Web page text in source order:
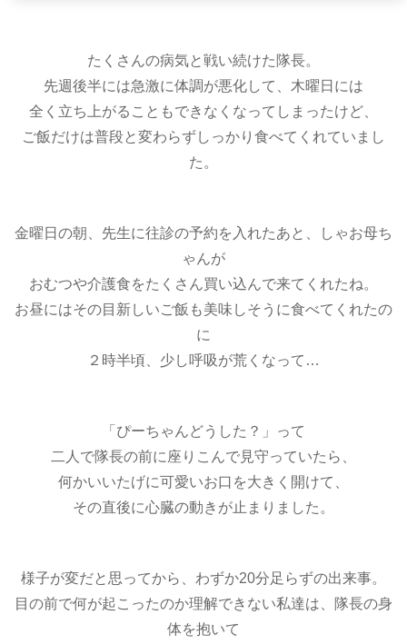
たくさんの病気と戦い続けた隊長。
先週後半には急激に体調が悪化して、木曜日には
全く立ち上がることもできなくなってしまったけど、
ご飯だけは普段と変わらずしっかり食べてくれていまし
た。
金曜日の朝、先生に往診の予約を入れたあと、しゃお母ち
ゃんが
おむつや介護食をたくさん買い込んで来てくれたね。
お昼にはその目新しいご飯も美味しそうに食べてくれたの
に
２時半頃、少し呼吸が荒くなって…
「ぴーちゃんどうした？」って
二人で隊長の前に座りこんで見守っていたら、
何かいいたげに可愛いお口を大きく開けて、
その直後に心臓の動きが止まりました。
様子が変だと思ってから、わずか20分足らずの出来事。
目の前で何が起こったのか理解できない私達は、隊長の身
体を抱いて